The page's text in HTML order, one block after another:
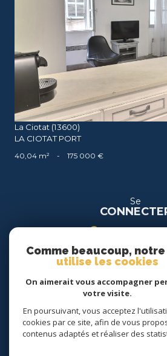
voir le bien
La Ciotat (13600)
LA CIOTAT PORT
40,04 m² - 175 000 €
Se
espace
Nous
SUIVRE
Comme beaucoup,
utilise les cookies
On aimerait vous accompagner
votre visite.
En poursuivant, vous acceptez
cookies par ce site, afin de vous
contenus adaptés et réaliser des